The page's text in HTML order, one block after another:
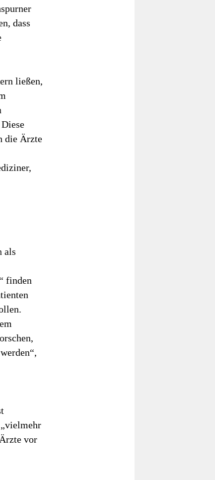
dass
ließen,
die Ärzte
als
finden
vor